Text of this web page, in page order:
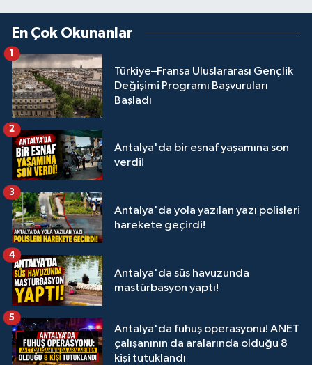
En Çok Okunanlar
Türkiye–Fransa Uluslararası Gençlik
Değişimi Programı Başvuruları
Başladı
1
Antalya'da bir esnaf yaşamına son
verdi!
2
Antalya'da yola yazılan yazı polisleri
harekete geçirdi!
3
Antalya'da süs havuzunda
mastürbasyon yaptı!
4
Antalya'da fuhuş operasyonu! ANET
çalışanının da aralarında olduğu 8
kişi tutuklandı
5